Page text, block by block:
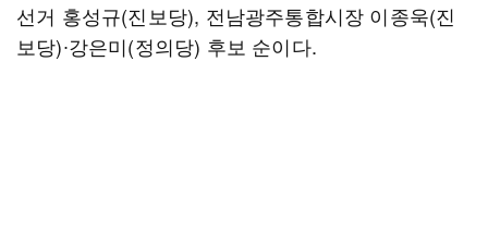
선거 홍성규(진보당), 전남광주통합시장 이종욱(진
보당)∙강은미(정의당) 후보 순이다.